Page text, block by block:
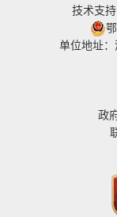
技术支
单位地址
政